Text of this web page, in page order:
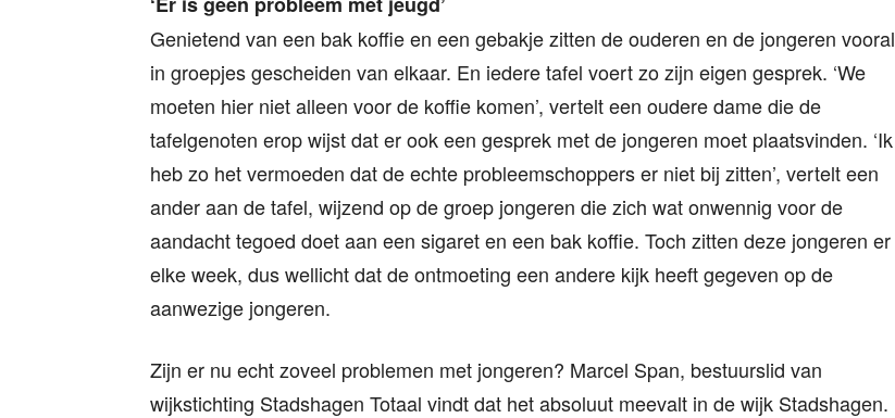
Genietend van een bak koffie en een gebakje zitten de ouderen en de jongeren vooral
in groepjes gescheiden van elkaar. En iedere tafel voert zo zijn eigen gesprek. ‘We
moeten hier niet alleen voor de koffie komen’, vertelt een oudere dame die de
tafelgenoten erop wijst dat er ook een gesprek met de jongeren moet plaatsvinden. ‘Ik
heb zo het vermoeden dat de echte probleemschoppers er niet bij zitten’, vertelt een
ander aan de tafel, wijzend op de groep jongeren die zich wat onwennig voor de
aandacht tegoed doet aan een sigaret en een bak koffie. Toch zitten deze jongeren er
elke week, dus wellicht dat de ontmoeting een andere kijk heeft gegeven op de
aanwezige jongeren.
Zijn er nu echt zoveel problemen met jongeren? Marcel Span, bestuurslid van
wijkstichting Stadshagen Totaal vindt dat het absoluut meevalt in de wijk Stadshagen.